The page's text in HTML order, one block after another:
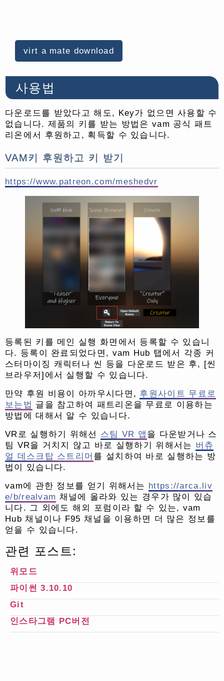
virt a mate download
사용법
다운로드를 받았다고 해도, Key가 없으면 사용할 수
없습니다. 제품의 키를 받는 방법은 vam 공식 패트
리온에서 후원하고, 획득할 수 있습니다.
VAM키 후원하고 키 받기
https://www.patreon.com/meshedvr
등록된 키를 메인 실행 화면에서 등록할 수 있습니
다. 등록이 완료되었다면, vam Hub 탭에서 각종 커
스터마이징 캐릭터나 씬 등을 다운로드 받은 후, [씬
브라우저]에서 실행할 수 있습니다.
만약 후원 비용이 아까우시다면, 후원사이트 무료로
보는법 글을 참고하여 패트리온을 무료로 이용하는
방법에 대해서 알 수 있습니다.
VR로 실행하기 위해선 스팀 VR 앱 을 다운받거나 스
팀 VR을 거치지 않고 바로 실행하기 위해서는 버츄
얼 데스크탑 스트리머 를 설치하여 바로 실행하는 방
법이 있습니다.
vam에 관한 정보를 얻기 위해서는 https://arca.liv
e/b/realvam 채널에 올라와 있는 경우 가 많이 있습
니다. 그 외에도 해외 포럼이라 할 수 있는, vam
Hub 채널이나 F95 채널을 이용하면 더 많은 정보를
얻을 수 있습니다.
관련 포스트:
위모드
파이썬 3.10.10
Git
인스타그램 PC버전